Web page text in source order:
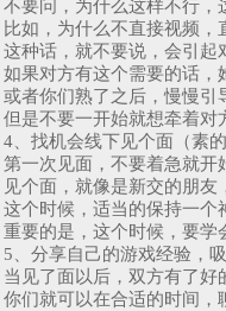
不要问，为什么这样不行，
比如，为什么不直接视频，
这种话，就不要说，会引起
如果对方有这个需要的话，
或者你们熟了之后，慢慢引
但是不要一开始就想牵着对
4、找机会线下见个面（素的
第一次见面，不要着急就开
见个面，就像是新交的朋
这个时候，适当的保持一个
重要的是，这个时候，要学
5、分享自己的游戏经验，
当见了面以后，双方有了好
你们就可以在合适的时间，